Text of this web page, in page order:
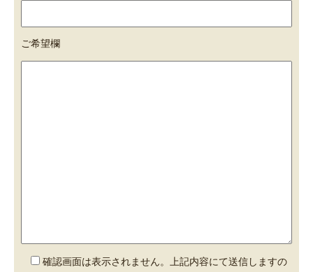
ご希望欄
確認画面は表示されません。上記内容にて送信しますの